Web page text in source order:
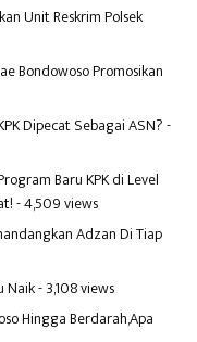
Unit Reskrim Polsek
Bondowoso Promosikan
Dipecat Sebagai ASN?-
Baru KPK di Level
- 4,509 views
Adzan Di Tiap
Naik- 3,108 views
Hingga Berdarah,Apa